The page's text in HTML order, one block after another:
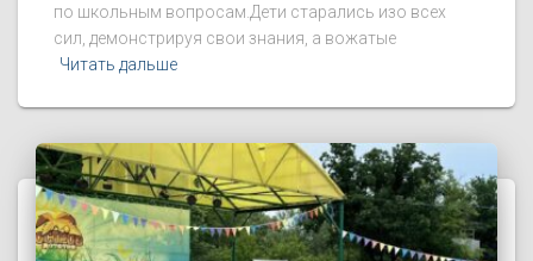
по школьным вопросам.Дети старались изо всех
сил, демонстрируя свои знания, а вожатые
Читать дальше